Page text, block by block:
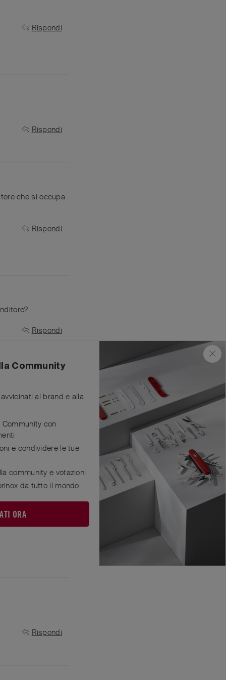
Rispondi
Rispondi
che si occupa
Rispondi
Rispondi
Rispondi
Rispondi
Community
al brand e alla
con
e condividere le tue
community e votazioni
da tutto il mondo
ORA